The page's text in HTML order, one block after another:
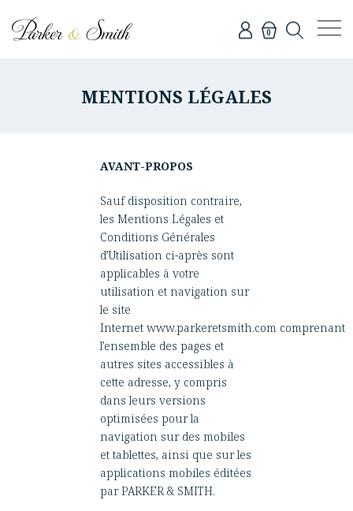
0
MENTIONS LÉGALES
AVANT-PROPOS
Sauf disposition contraire,
les Mentions Légales et
Conditions Générales
d’Utilisation ci-après sont
applicables à votre
utilisation et navigation sur
le site
Internet www.parkeretsmith.com comprenant
l’ensemble des pages et
autres sites accessibles à
cette adresse, y compris
dans leurs versions
optimisées pour la
navigation sur des mobiles
et tablettes, ainsi que sur les
applications mobiles éditées
par PARKER & SMITH.